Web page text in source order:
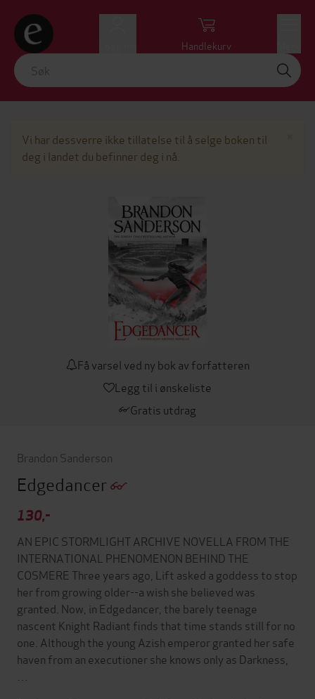
Handlekurv
Vi har dessverre ikke tillatelse til å selge boken til
deg i landet du befinner deg i nå.
Få varsel ved ny bok av forfatteren
Legg til i ønskeliste
Gratis utdrag
Brandon Sanderson
Edgedancer
130,-
AN EPIC STORMLIGHT ARCHIVE NOVELLA FROM THE
INTERNATIONAL PHENOMENON BEHIND THE
COSMERE Three years ago, Lift asked a goddess to stop
her from growing older--a wish she believed was
granted. Now, in Edgedancer, the barely teenage
nascent Knight Radiant finds that time stands still for no
one. Although the young Azish emperor granted her safe
haven from an executioner she knows only as Darkness,